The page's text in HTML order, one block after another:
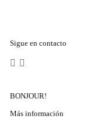
Sigue en contacto
BONJOUR!
Más información